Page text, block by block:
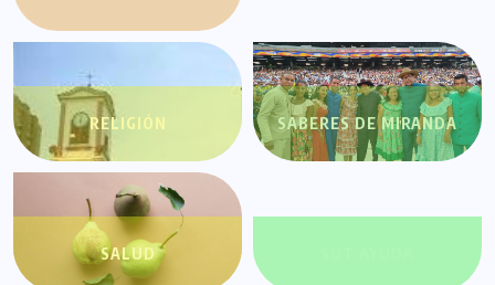
RELIGIÓN SABERES DE MIRANDA
SALUD